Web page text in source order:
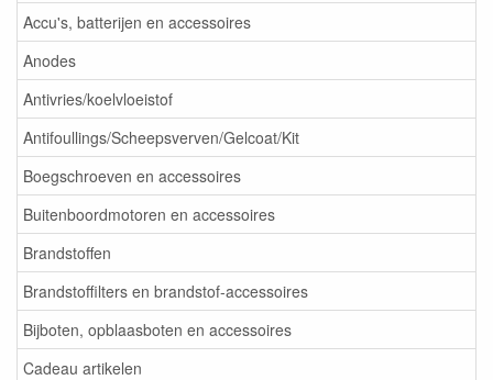
Accu's, batterijen en accessoires
Anodes
Antivries/koelvloeistof
Antifoullings/Scheepsverven/Gelcoat/Kit
Boegschroeven en accessoires
Buitenboordmotoren en accessoires
Brandstoffen
Brandstoffilters en brandstof-accessoires
Bijboten, opblaasboten en accessoires
Cadeau artikelen